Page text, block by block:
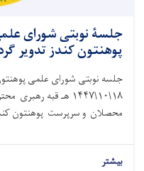
جلسۀ نوبتی شورای
پوهنتون کندز تدویر
۱۸\۱۰\۱۴۴۷ هـ قبه
محصلان و سرپرست پوهنتون
بیشتر